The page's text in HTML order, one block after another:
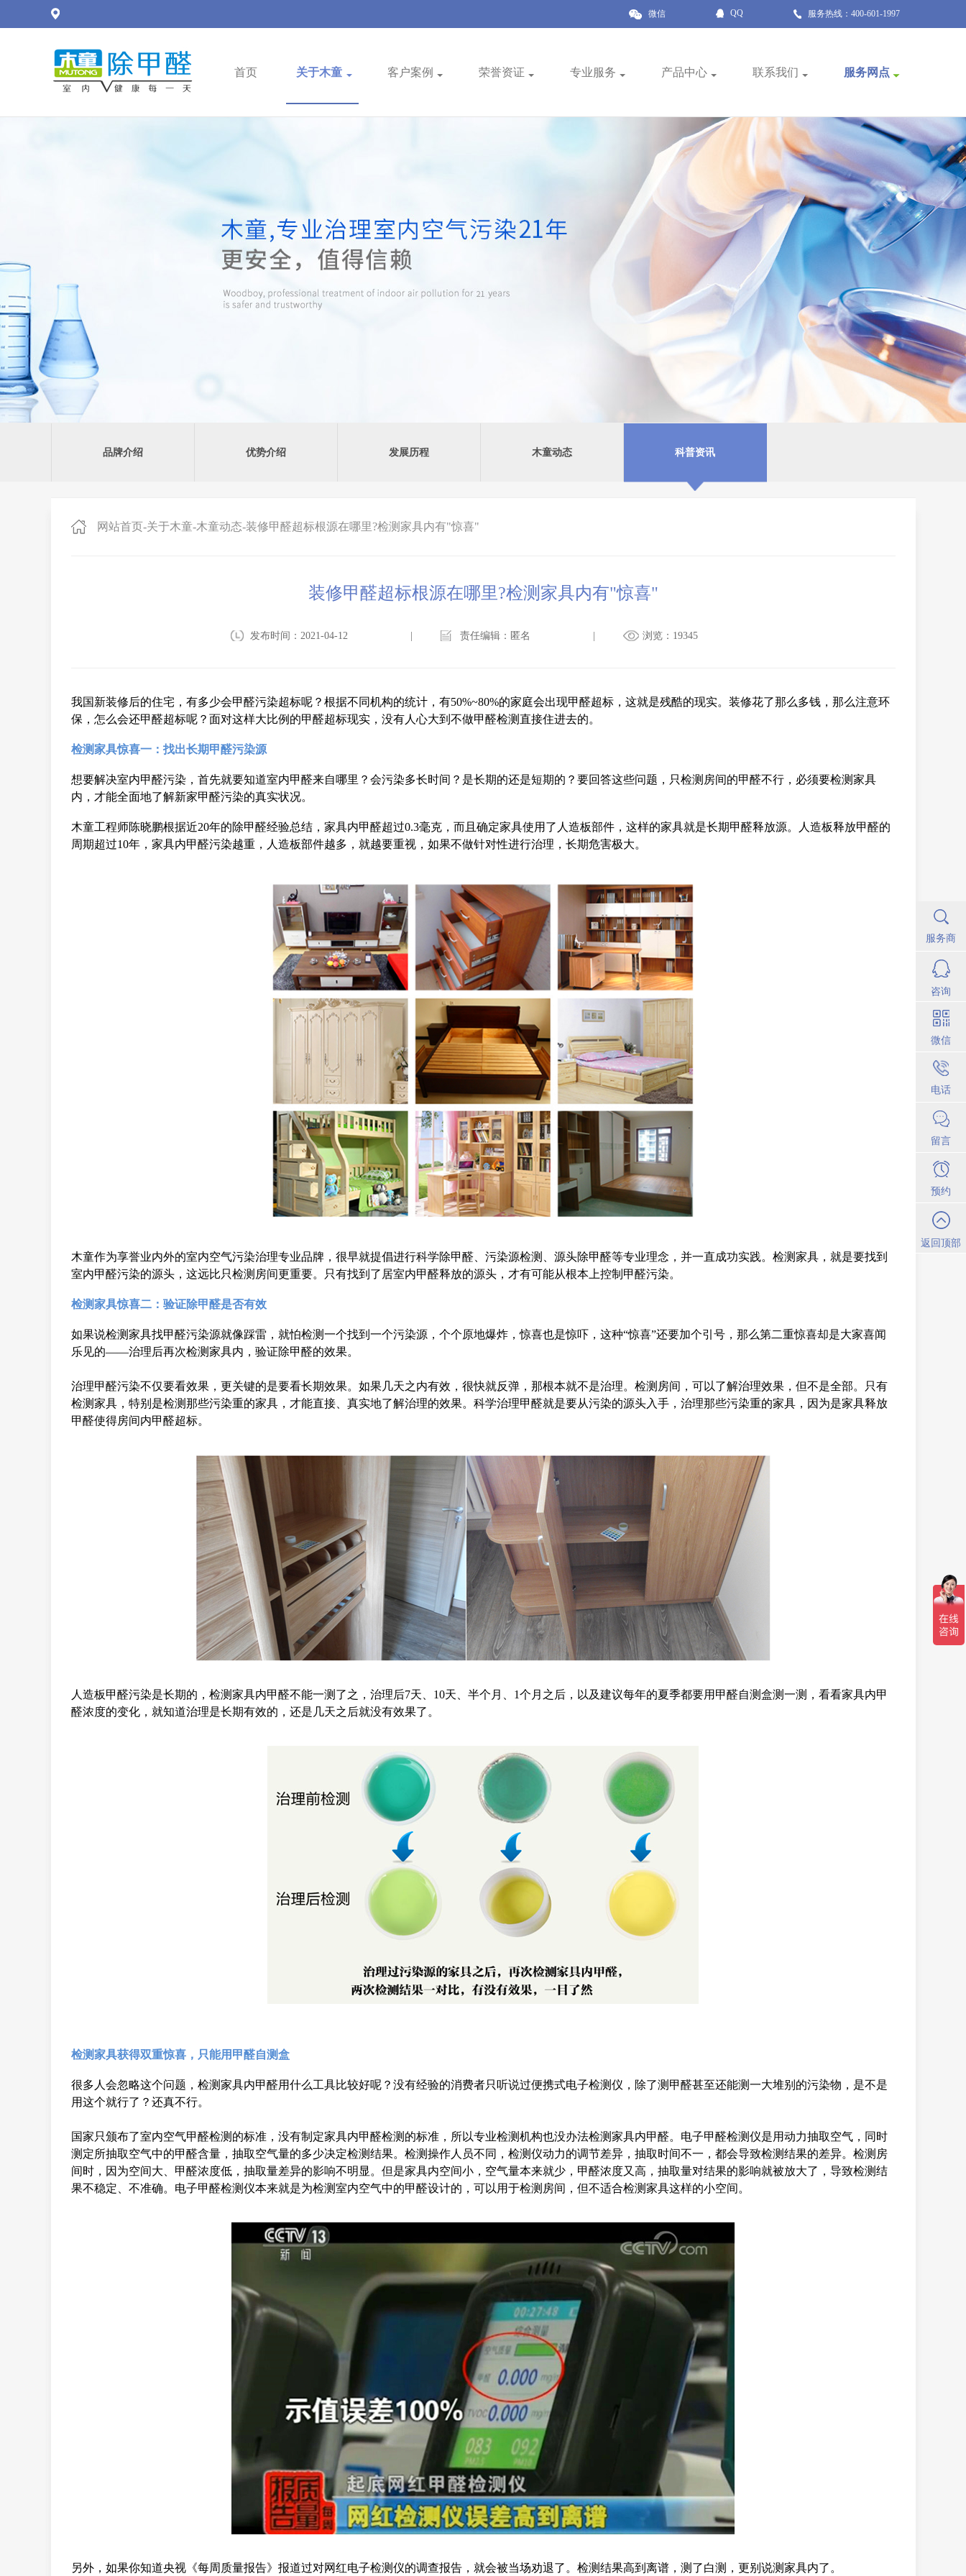
微信 QQ 服务热线：400-601-1997
首页 关于木童 客户案例 荣誉资证 专业服务 产品中心 联系我们 服务网点
品牌介绍 优势介绍 发展历程 木童动态 科普资讯
网站首页-关于木童-木童动态-装修甲醛超标根源在哪里?检测家具内有"惊喜"
装修甲醛超标根源在哪里?检测家具内有"惊喜"
发布时间：2021-04-12 责任编辑：匿名 浏览：19345
我国新装修后的住宅，有多少会甲醛污染超标呢？根据不同机构的统计，有50%~80%的家庭会出现甲醛超标，这就是残酷的现实。装修花了那么多钱，那么注意环
保，怎么会还甲醛超标呢？面对这样大比例的甲醛超标现实，没有人心大到不做甲醛检测直接住进去的。
检测家具惊喜一：找出长期甲醛污染源
想要解决室内甲醛污染，首先就要知道室内甲醛来自哪里？会污染多长时间？是长期的还是短期的？要回答这些问题，只检测房间的甲醛不行，必须要检测家具
内，才能全面地了解新家甲醛污染的真实状况。
木童工程师陈晓鹏根据近20年的除甲醛经验总结，家具内甲醛超过0.3毫克，而且确定家具使用了人造板部件，这样的家具就是长期甲醛释放源。人造板释放甲醛的
周期超过10年，家具内甲醛污染越重，人造板部件越多，就越要重视，如果不做针对性进行治理，长期危害极大。
木童作为享誉业内外的室内空气污染治理专业品牌，很早就提倡进行科学除甲醛、污染源检测、源头除甲醛等专业理念，并一直成功实践。检测家具，就是要找到
室内甲醛污染的源头，这远比只检测房间更重要。只有找到了居室内甲醛释放的源头，才有可能从根本上控制甲醛污染。
检测家具惊喜二：验证除甲醛是否有效
如果说检测家具找甲醛污染源就像踩雷，就怕检测一个找到一个污染源，个个原地爆炸，惊喜也是惊吓，这种“惊喜”还要加个引号，那么第二重惊喜却是大家喜闻
乐见的——治理后再次检测家具内，验证除甲醛的效果。
治理甲醛污染不仅要看效果，更关键的是要看长期效果。如果几天之内有效，很快就反弹，那根本就不是治理。检测房间，可以了解治理效果，但不是全部。只有
检测家具，特别是检测那些污染重的家具，才能直接、真实地了解治理的效果。科学治理甲醛就是要从污染的源头入手，治理那些污染重的家具，因为是家具释放
甲醛使得房间内甲醛超标。
人造板甲醛污染是长期的，检测家具内甲醛不能一测了之，治理后7天、10天、半个月、1个月之后，以及建议每年的夏季都要用甲醛自测盒测一测，看看家具内甲
醛浓度的变化，就知道治理是长期有效的，还是几天之后就没有效果了。
检测家具获得双重惊喜，只能用甲醛自测盒
很多人会忽略这个问题，检测家具内甲醛用什么工具比较好呢？没有经验的消费者只听说过便携式电子检测仪，除了测甲醛甚至还能测一大堆别的污染物，是不是
用这个就行了？还真不行。
国家只颁布了室内空气甲醛检测的标准，没有制定家具内甲醛检测的标准，所以专业检测机构也没办法检测家具内甲醛。电子甲醛检测仪是用动力抽取空气，同时
测定所抽取空气中的甲醛含量，抽取空气量的多少决定检测结果。检测操作人员不同，检测仪动力的调节差异，抽取时间不一，都会导致检测结果的差异。检测房
间时，因为空间大、甲醛浓度低，抽取量差异的影响不明显。但是家具内空间小，空气量本来就少，甲醛浓度又高，抽取量对结果的影响就被放大了，导致检测结
果不稳定、不准确。电子甲醛检测仪本来就是为检测室内空气中的甲醛设计的，可以用于检测房间，但不适合检测家具这样的小空间。
另外，如果你知道央视《每周质量报告》报道过对网红电子检测仪的调查报告，就会被当场劝退了。检测结果高到离谱，测了白测，更别说测家具内了。
服务商
咨询
微信
电话
留言
预约
返回顶部